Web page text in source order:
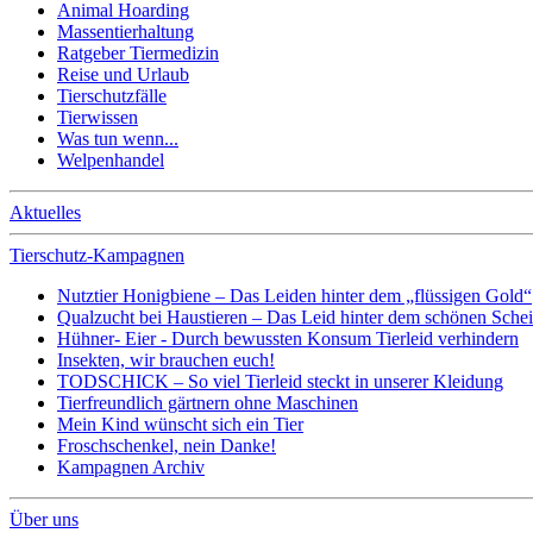
Animal Hoarding
Massentierhaltung
Ratgeber Tiermedizin
Reise und Urlaub
Tierschutzfälle
Tierwissen
Was tun wenn...
Welpenhandel
Aktuelles
Tierschutz-Kampagnen
Nutztier Honigbiene – Das Leiden hinter dem „flüssigen Gold“
Qualzucht bei Haustieren – Das Leid hinter dem schönen
Hühner- Eier - Durch bewussten Konsum Tierleid verhindern
Insekten, wir brauchen euch!
TODSCHICK – So viel Tierleid steckt in unserer Kleidung
Tierfreundlich gärtnern ohne Maschinen
Mein Kind wünscht sich ein Tier
Froschschenkel, nein Danke!
Kampagnen Archiv
Über uns